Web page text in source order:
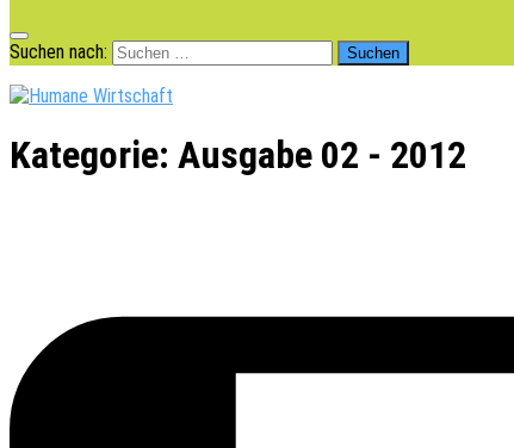
Suchen nach:
Kategorie: Ausgabe 02 - 2012